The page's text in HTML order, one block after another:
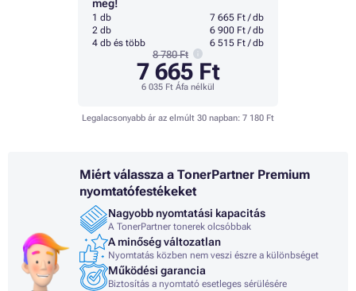
meg!
1 db
7 665 Ft / db
2 db
6 900 Ft / db
4 db és több
6 515 Ft / db
8 780 Ft
7 665 Ft
6 035 Ft Áfa nélkül
Legalacsonyabb ár az elmúlt 30 napban: 7 180 Ft
Miért válassza a TonerPartner Premium
nyomtatófestékeket
Nagyobb nyomtatási kapacitás
A TonerPartner tonerek olcsóbbak
A minőség változatlan
Nyomtatás közben nem veszi észre a különbséget
Működési garancia
Biztosítás a nyomtató esetleges sérülésére